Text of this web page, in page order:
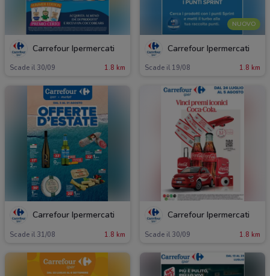
Carrefour Ipermercati
Scade il 30/09 1.8 km
NUOVO
Carrefour Ipermercati
Scade il 19/08 1.8 km
Carrefour Ipermercati
Scade il 31/08 1.8 km
Carrefour Ipermercati
Scade il 30/09 1.8 km